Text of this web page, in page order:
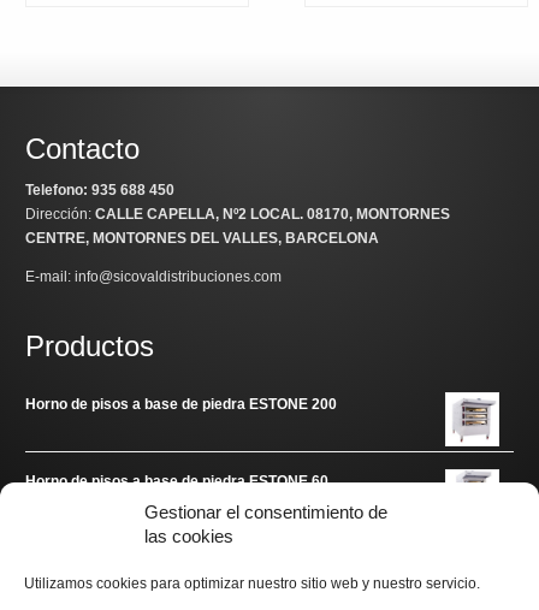
Gestionar el consentimiento de
las cookies
Utilizamos cookies para optimizar nuestro sitio web y nuestro servicio.
Contacto
Telefono: 935 688 450
Dirección:CALLE CAPELLA, Nº2 LOCAL. 08170, MONTORNES
CENTRE, MONTORNES DEL VALLES, BARCELONA
E-mail: info@sicovaldistribuciones.com
Productos
Horno de pisos a base de piedra ESTONE 200
Horno de pisos a base de piedra ESTONE 60
Enlaces de interés